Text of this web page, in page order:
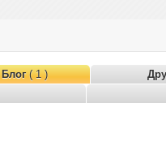
Блог( 1 )